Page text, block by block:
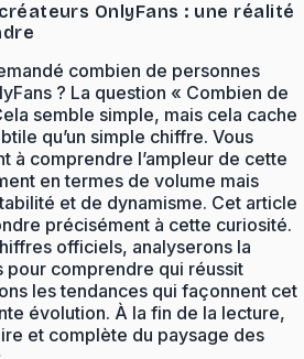
OnlyFans : une réalité
combien de personnes
? La question « Combien de
semble simple, mais cela cache
qu’un simple chiffre. Vous
à comprendre l’ampleur de cette
en termes de volume mais
et de dynamisme. Cet article
précisément à cette curiosité.
officiels, analyserons la
pour comprendre qui réussit
les tendances qui façonnent cet
évolution. À la fin de la lecture,
et complète du paysage des